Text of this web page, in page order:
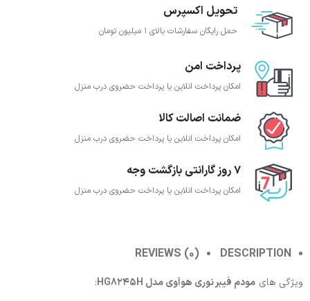
تحویل اکسپرس
حمل رایگان سفارشات بالای 1 میلیون تومان
پرداخت امن
امکان پرداخت انلاین یا پرداخت حضروی درب منزل
ضمانت اصالت کالا
امکان پرداخت انلاین یا پرداخت حضروی درب منزل
7 روز گارانتی بازگشت وجه
امکان پرداخت انلاین یا پرداخت حضروی درب منزل
DESCRIPTION
REVIEWS (0)
ویژگی های مودم فیبر نوری هوآوی مدل HG8245H
: